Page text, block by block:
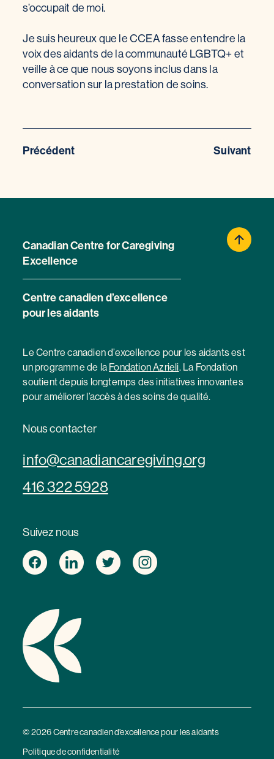
s’occupait de moi.
Je suis heureux que le CCEA fasse entendre la
voix des aidants de la communauté LGBTQ+ et
veille à ce que nous soyons inclus dans la
conversation sur la prestation de soins.
Précédent Suivant
Canadian Centre for Caregiving
Excellence
Centre canadien d’excellence
pour les aidants
Le Centre canadien d’excellence pour les aidants est
un programme de la Fondation Azrieli. La Fondation
soutient depuis longtemps des initiatives innovantes
pour améliorer l’accès à des soins de qualité.
Nous contacter
info@canadiancaregiving.org
416 322 5928
Suivez nous
© 2026 Centre canadien d’excellence pour les aidants
Politique de confidentialité